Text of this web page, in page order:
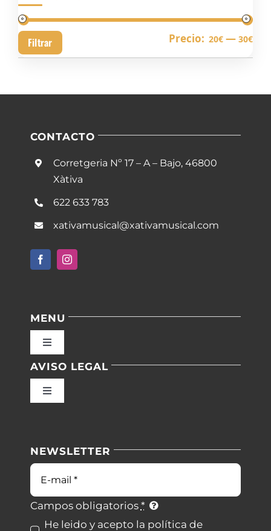
Filtrar Precio: 20€ — 30€
CONTACTO
Corretgeria Nº 17 – A – Bajo, 46800
Xàtiva
622 633 783
xativamusical@xativamusical.com
MENU
Toggle
Inicio
Blog
Contacto
AVISO LEGAL
Toggle
Condiciones de uso
Ley de cookies
NEWSLETTER
Correo
electrónico
Campos obligatorios *
He leido y acepto la política de